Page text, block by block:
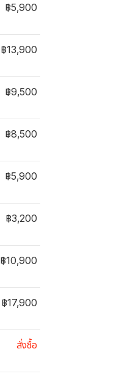
฿5,900
฿13,900
฿9,500
฿8,500
฿5,900
฿3,200
฿10,900
฿17,900
สั่งซื้อ